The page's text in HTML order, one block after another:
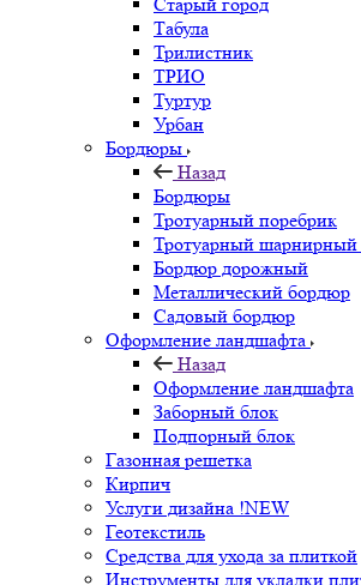
Табула
Трилистник
ТРИО
Туртур
Урбан
Бордюры
Назад
Бордюры
Тротуарный поребрик
Тротуарный
Бордюр дорожный
Металлический бордюр
Садовый бордюр
Оформление ландшафта
Назад
Оформление ландшафта
Заборный блок
Подпорный блок
Газонная решетка
Кирпич
Услуги дизайна !NEW
Геотекстиль
Средства для ухода за плиткой
Инструменты для укладки